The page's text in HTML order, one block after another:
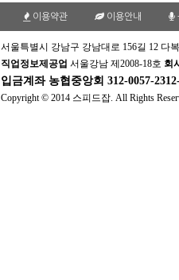
이용약관 이용안내
서울특별시 강남구 강남대로 156길 12 다
직업정보제공업 서울강남 제2008-18호 회
입금계좌 농협중앙회 312-0057-
Copyright © 2014 스피드잡. All Rights